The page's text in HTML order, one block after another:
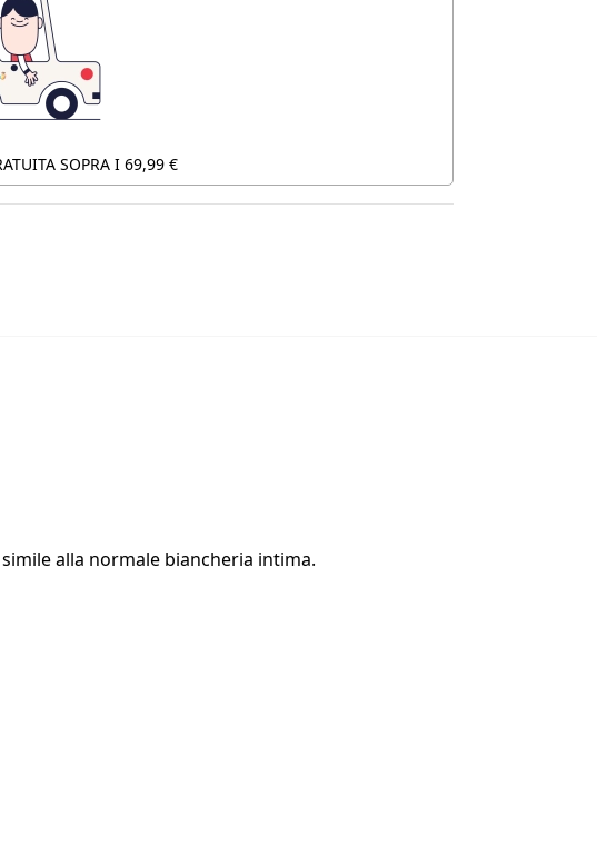
SOPRA I 69,99 €
alla normale biancheria intima.